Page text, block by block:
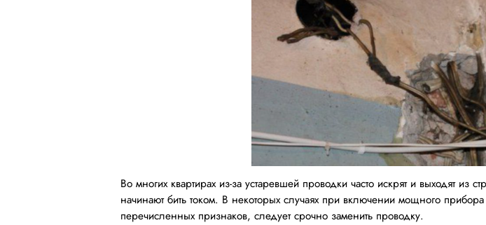
Во многих квартирах из-за устаревшей проводки часто искрят и выходят
начинают бить током. В некоторых случаях при включении мощного
перечисленных признаков, следует срочно заменить проводку.